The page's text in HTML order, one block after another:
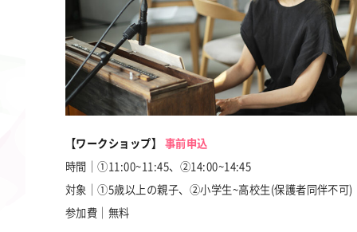
【ワークショップ】
事前申込
時間｜①11:00~11:45、②14:00~14:45
対象｜①5歳以上の親子、②小学生~高校生(保護者同伴不可)
参加費｜無料